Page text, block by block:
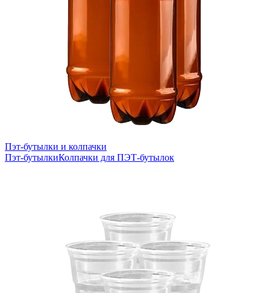
Пэт-бутылки и колпачки
Пэт-бутылкиКолпачки для ПЭТ-бутылок